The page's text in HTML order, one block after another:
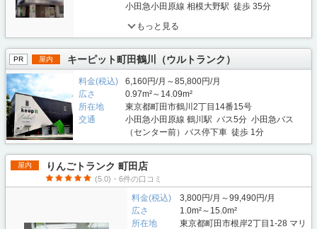
小田急小田原線 相模大野駅 徒歩 35分
もっと見る
PR 屋内 キーピット町田鶴川（ウルトランク）
料金(税込)
6,160円/月～85,800円/月
広さ
0.97m²～14.09m²
所在地
東京都町田市鶴川2丁目14番15号
交通
小田急小田原線 鶴川駅 バス5分 小田急バス
（センター前）バス停下車 徒歩 1分
屋内 りんごトランク 町田店
(5.0)・6件の口コミ
料金(税込)
3,800円/月～99,490円/月
広さ
1.0m²～15.0m²
所在地
東京都町田市根岸2丁目1-28 マリ